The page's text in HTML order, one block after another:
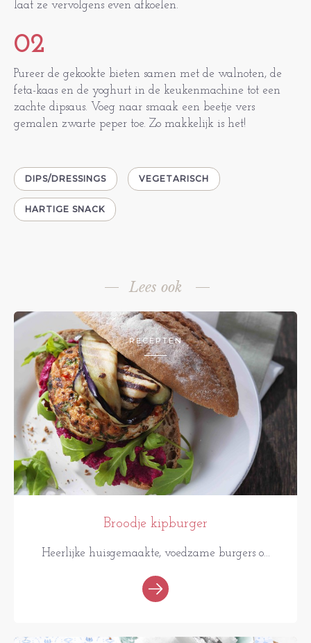
laat ze vervolgens even afkoelen.
02
Pureer de gekookte bieten samen met de walnoten, de
feta-kaas en de yoghurt in de keukenmachine tot een
zachte dipsaus. Voeg naar smaak een beetje vers
gemalen zwarte peper toe. Zo makkelijk is het!
DIPS/DRESSINGS VEGETARISCH
HARTIGE SNACK
Lees ook
RECEPTEN
Broodje kipburger
Heerlijke huisgemaakte, voedzame burgers o...